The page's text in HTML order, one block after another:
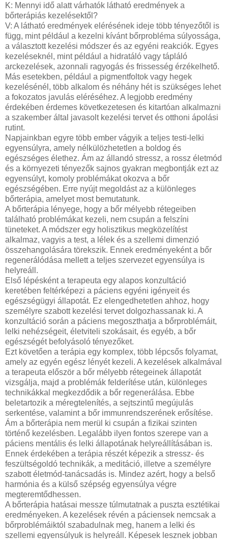
K: Mennyi idő alatt várhatók látható eredmények a
bőrterápiás kezelésektől?
V: A látható eredmények elérésének ideje több tényezőtől is
függ, mint például a kezelni kívánt bőrprobléma súlyossága,
a választott kezelési módszer és az egyéni reakciók. Egyes
kezeléseknél, mint például a hidratáló vagy tápláló
arckezelések, azonnali ragyogás és frissesség érzékelhető.
Más esetekben, például a pigmentfoltok vagy hegek
kezelésénél, több alkalom és néhány hét is szükséges lehet
a fokozatos javulás eléréséhez. A legjobb eredmény
érdekében érdemes következetesen és kitartóan alkalmazni
a szakember által javasolt kezelési tervet és otthoni ápolási
rutint.
Napjainkban egyre több ember vágyik a teljes testi-lelki
egyensúlyra, amely nélkülözhetetlen a boldog és
egészséges élethez. Ám az állandó stressz, a rossz életmód
és a környezeti tényezők sajnos gyakran megbontják ezt az
egyensúlyt, komoly problémákat okozva a bőr
egészségében. Erre nyújt megoldást az a különleges
bőrterápia, amelyet most bemutatunk.
A bőrterápia lényege, hogy a bőr mélyebb rétegeiben
található problémákat kezeli, nem csupán a felszíni
tüneteket. A módszer egy holisztikus megközelítést
alkalmaz, vagyis a test, a lélek és a szellemi dimenzió
összehangolására törekszik. Ennek eredményeként a bőr
regenerálódása mellett a teljes szervezet egyensúlya is
helyreáll.
Első lépésként a terapeuta egy alapos konzultáció
keretében feltérképezi a páciens egyéni igényeit és
egészségügyi állapotát. Ez elengedhetetlen ahhoz, hogy
személyre szabott kezelési tervet dolgozhassanak ki. A
konzultáció során a páciens megoszthatja a bőrproblémáit,
lelki nehézségeit, életviteli szokásait, és egyéb, a bőr
egészségét befolyásoló tényezőket.
Ezt követően a terápia egy komplex, több lépcsős folyamat,
amely az egyén egész lényét kezeli. A kezelések alkalmával
a terapeuta először a bőr mélyebb rétegeinek állapotát
vizsgálja, majd a problémák felderítése után, különleges
technikákkal megkezdődik a bőr regenerálása. Ebbe
beletartozik a méregtelenítés, a sejtszintű megújulás
serkentése, valamint a bőr immunrendszerének erősítése.
Ám a bőrterápia nem merül ki csupán a fizikai szinten
történő kezelésben. Legalább ilyen fontos szerepe van a
páciens mentális és lelki állapotának helyreállításában is.
Ennek érdekében a terápia részét képezik a stressz- és
feszültségoldó technikák, a meditáció, illetve a személyre
szabott életmód-tanácsadás is. Mindez azért, hogy a belső
harmónia és a külső szépség egyensúlya végre
megteremtődhessen.
A bőrterápia hatásai messze túlmutatnak a puszta esztétikai
eredményeken. A kezelések révén a páciensek nemcsak a
bőrproblémáiktól szabadulnak meg, hanem a lelki és
szellemi egyensúlyuk is helyreáll. Képesek lesznek jobban